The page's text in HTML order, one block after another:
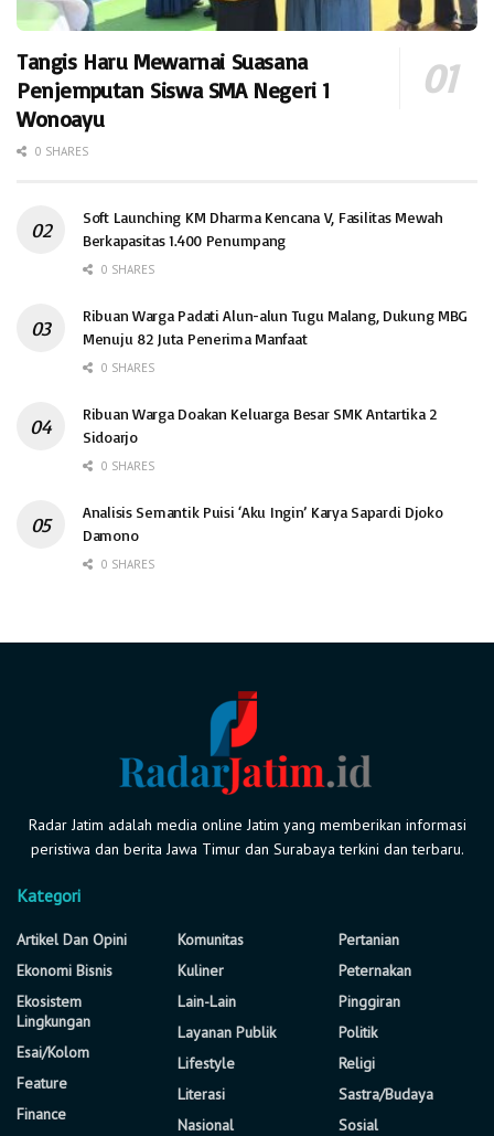
Tangis Haru Mewarnai Suasana
Penjemputan Siswa SMA Negeri 1
Wonoayu
0 SHARES
Soft Launching KM Dharma Kencana V, Fasilitas Mewah
Berkapasitas 1.400 Penumpang
0 SHARES
Ribuan Warga Padati Alun-alun Tugu Malang, Dukung MBG
Menuju 82 Juta Penerima Manfaat
0 SHARES
Ribuan Warga Doakan Keluarga Besar SMK Antartika 2
Sidoarjo
0 SHARES
Analisis Semantik Puisi ‘Aku Ingin’ Karya Sapardi Djoko
Damono
0 SHARES
Radar Jatim adalah media online Jatim yang memberikan informasi
peristiwa dan berita Jawa Timur dan Surabaya terkini dan terbaru.
Kategori
Artikel Dan Opini
Ekonomi Bisnis
Ekosistem
Lingkungan
Esai/Kolom
Feature
Finance
Komunitas
Kuliner
Lain-Lain
Layanan Publik
Lifestyle
Literasi
Nasional
Pertanian
Peternakan
Pinggiran
Politik
Religi
Sastra/Budaya
Sosial